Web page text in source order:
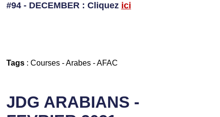
#94 - DECEMBER: Cliquez ici
Tags: Courses-Arabes-AFAC
JDG ARABIANS -